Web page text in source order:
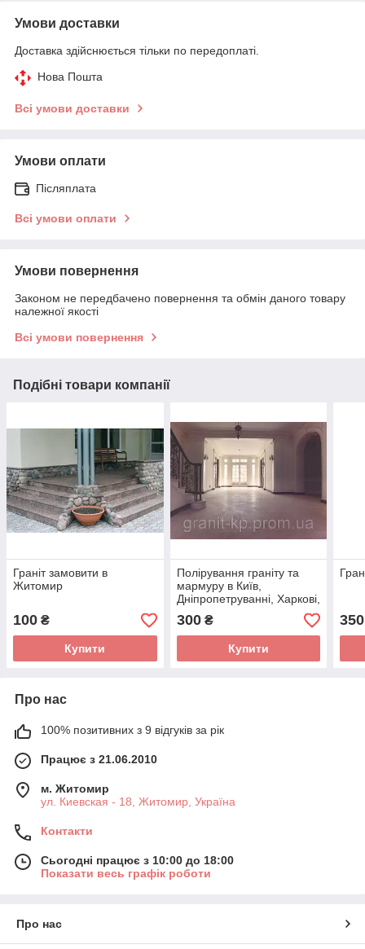
Умови доставки
Доставка здійснюється тільки по передоплаті.
Нова Пошта
Всі умови доставки
Умови оплати
Післяплата
Всі умови оплати
Умови повернення
Законом не передбачено повернення та обмін даного товару
належної якості
Всі умови повернення
Подібні товари компанії
Граніт замовити в
Житомир
100 ₴
Купити
Полірування граніту та
мармуру в Київ,
Дніпропетруванні, Харкові,
Київ
300₴
Купити
350
Про нас
100% позитивних з 9 відгуків за рік
Працює з 21.06.2010
м. Житомир
ул. Киевская - 18, Житомир, Україна
Контакти
Сьогодні працює з 10:00 до 18:00
Показати весь графік роботи
Про нас